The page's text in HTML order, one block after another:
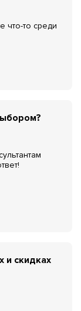
что-то среди
и скидках